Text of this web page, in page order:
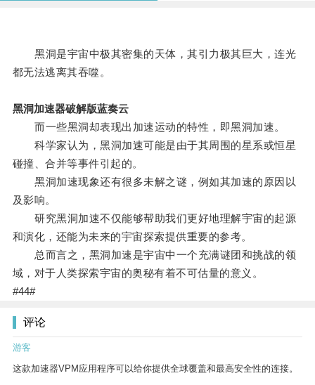
黑洞是宇宙中极其密集的天体，其引力极其巨大，连光
都无法逃离其吞噬。
黑洞加速器破解版蓝奏云
而一些黑洞却表现出加速运动的特性，即黑洞加速。
科学家认为，黑洞加速可能是由于其周围的星系或恒星
碰撞、合并等事件引起的。
黑洞加速现象还有很多未解之谜，例如其加速的原因以
及影响。
研究黑洞加速不仅能够帮助我们更好地理解宇宙的起源
和演化，还能为未来的宇宙探索提供重要的参考。
总而言之，黑洞加速是宇宙中一个充满谜团和挑战的领
域，对于人类探索宇宙的奥秘有着不可估量的意义。
#44#
评论
游客
这款加速器VPM应用程序可以给你提供全球覆盖和最高安全性的连接。